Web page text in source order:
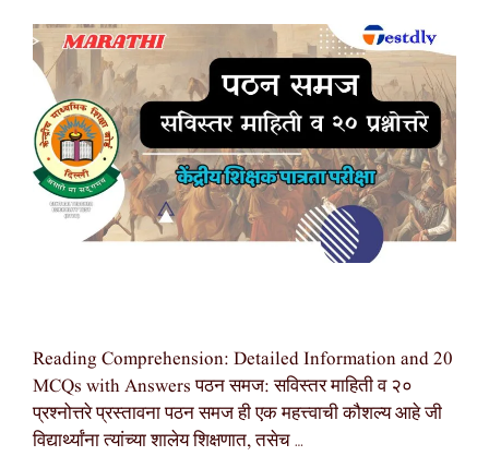
Reading Comprehension: Detailed Information and 20
MCQs with Answers पठन समज: सविस्तर माहिती व २०
प्रश्नोत्तरे प्रस्तावना पठन समज ही एक महत्त्वाची कौशल्य आहे जी
विद्यार्थ्यांना त्यांच्या शालेय शिक्षणात, तसेच …